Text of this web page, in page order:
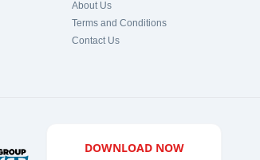
View
About Us
Terms and Conditions
Contact Us
DOWNLOAD NOW